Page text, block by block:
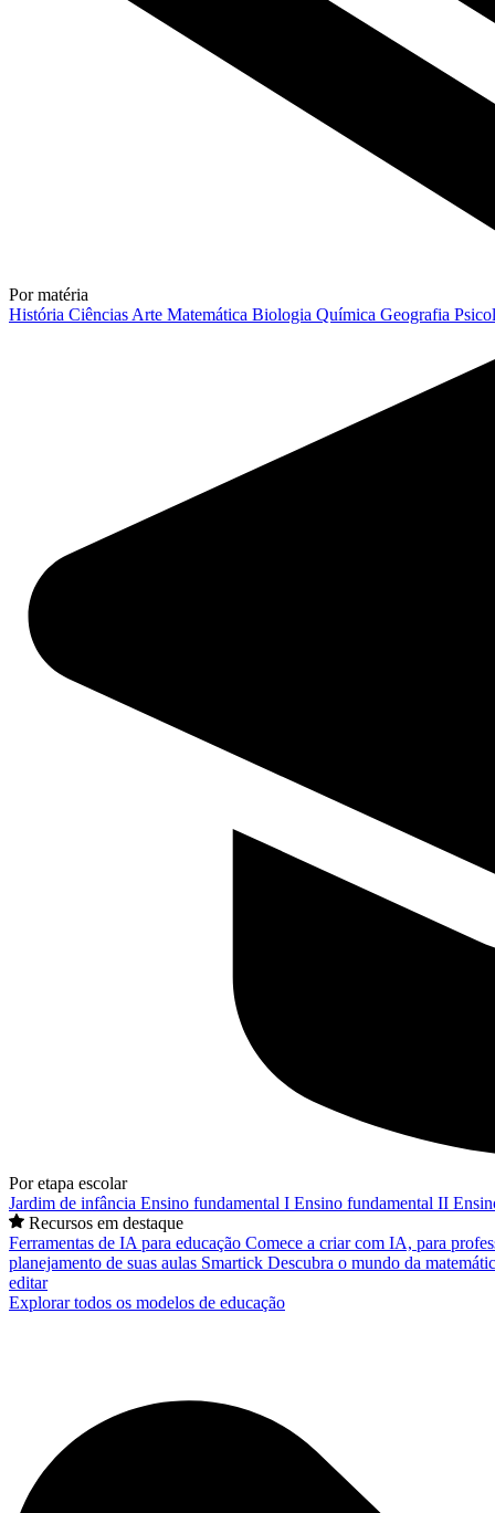
Por matéria
História Ciências Arte Matemática Biologia Química Geografia
Por etapa escolar
Jardim de infância Ensino fundamental I Ensino fundamental II
Recursos em destaque
Ferramentas de IA para educação Comece a criar com IA, para
planejamento de suas aulas Smartick Descubra o mundo da
editar
Explorar todos os modelos de educação